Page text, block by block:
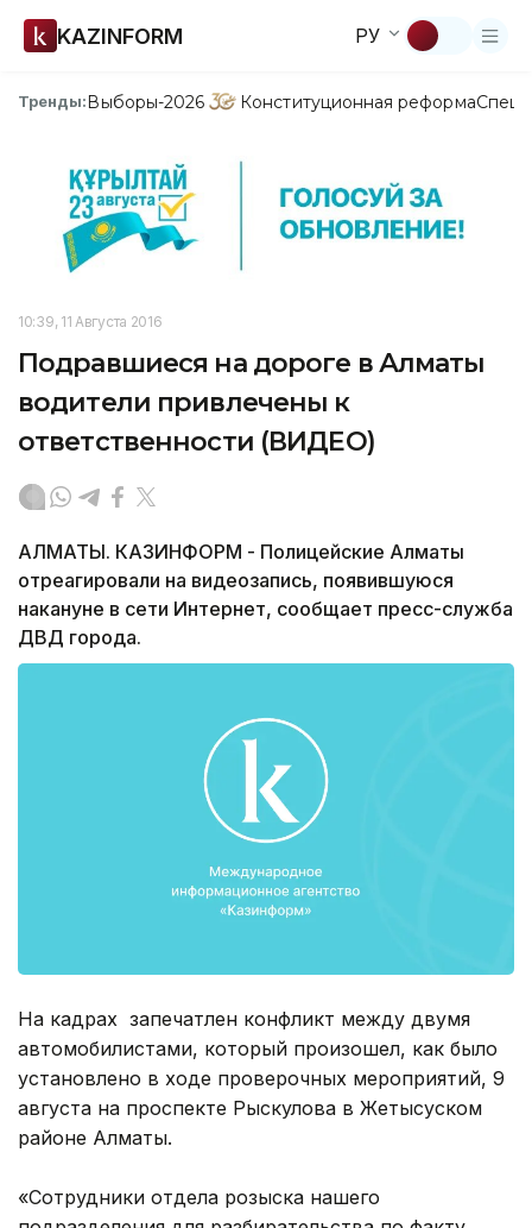
KAZINFORM РУ
Тренды:Выборы-2026 Конституционная реформа
10:39, 11 Августа 2016
Подравшиеся на дороге в Алматы
водители привлечены к
ответственности (ВИДЕО)
АЛМАТЫ. КАЗИНФОРМ - Полицейские Алматы
отреагировали на видеозапись, появившуюся
накануне в сети Интернет, сообщает пресс-служба
ДВД города.
На кадрах запечатлен конфликт между двумя
автомобилистами, который произошел, как было
установлено в ходе проверочных мероприятий, 9
августа на проспекте Рыскулова в Жетысуском
районе Алматы.
«Сотрудники отдела розыска нашего